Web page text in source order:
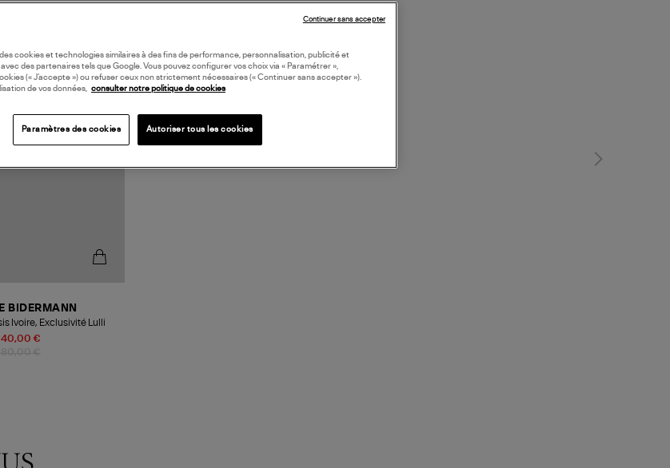
€
BIDERMANN
Ivoire, Exclusivité Lulli
cookies et technologies similaires à des fins de performance, personnalisation, publicité et
des partenaires tels que Google. Vous pouvez configurer vos choix via « Paramétrer »,
(« J’accepte ») ou refuser ceux non strictement nécessaires (« Continuer sans accepter »).
de vos données, consulter notre politique de cookies
Paramètres des cookies Autoriser tous les cookies
Continuer sans accepter